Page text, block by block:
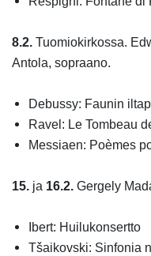
8.2. Tuomiokirkossa.
Antola, sopraano.
Debussy: Faunin
Ravel: Le Tombeau
Messiaen: Poèmes
15. ja 16.2. Gergely
Ibert: Huilukonsertto
Tšaikovski: Sinfonia